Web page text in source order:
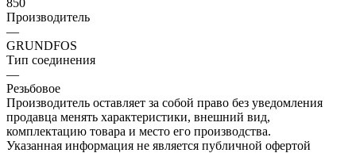
Производитель
—
GRUNDFOS
Тип соединения
—
Резьбовое
Производитель оставляет за собой право без уведомления
продавца менять характеристики, внешний вид,
комплектацию товара и место его производства.
Указанная информация не является публичной офертой